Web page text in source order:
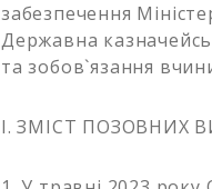
забезпечення
Державна
та зобов`язання
I. ЗМІСТ ПОЗОВНИХ